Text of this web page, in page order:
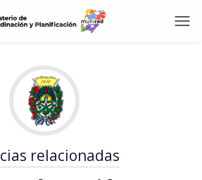
relacionadas